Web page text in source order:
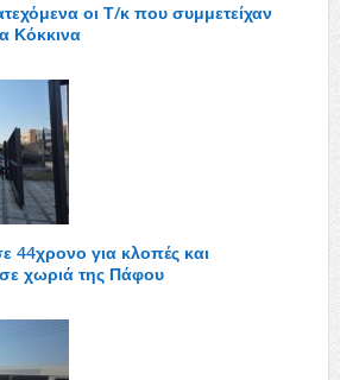
οι Τ/κ που συμμετείχαν
Κόκκινα
44χρονο για κλοπές και
χωριά της Πάφου